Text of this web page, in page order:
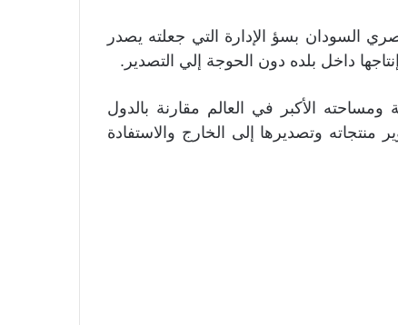
بسؤ الإدارة التي جعلته يصدر
داخل بلده دون الحوجة إلي التصدير.
الأكبر في العالم مقارنة بالدول
منتجاته وتصديرها إلى الخارج والاستفادة